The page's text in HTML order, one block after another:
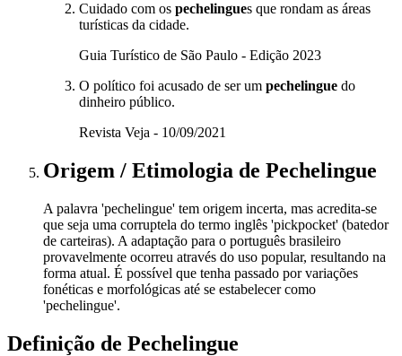
Cuidado com os pechelingues que rondam as áreas
turísticas da cidade.
Guia Turístico de São Paulo - Edição 2023
O político foi acusado de ser um pechelingue do
dinheiro público.
Revista Veja - 10/09/2021
Origem / Etimologia de Pechelingue
A palavra 'pechelingue' tem origem incerta, mas acredita-se
que seja uma corruptela do termo inglês 'pickpocket' (batedor
de carteiras). A adaptação para o português brasileiro
provavelmente ocorreu através do uso popular, resultando na
forma atual. É possível que tenha passado por variações
fonéticas e morfológicas até se estabelecer como
'pechelingue'.
Definição de Pechelingue